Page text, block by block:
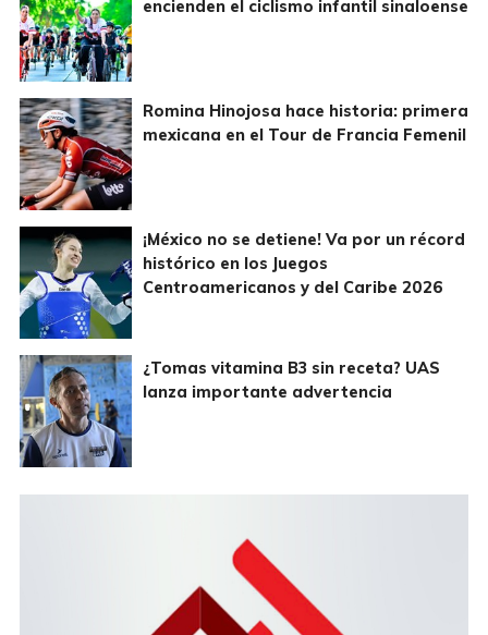
encienden el ciclismo infantil sinaloense
Romina Hinojosa hace historia: primera
mexicana en el Tour de Francia Femenil
¡México no se detiene! Va por un récord
histórico en los Juegos
Centroamericanos y del Caribe 2026
¿Tomas vitamina B3 sin receta? UAS
lanza importante advertencia